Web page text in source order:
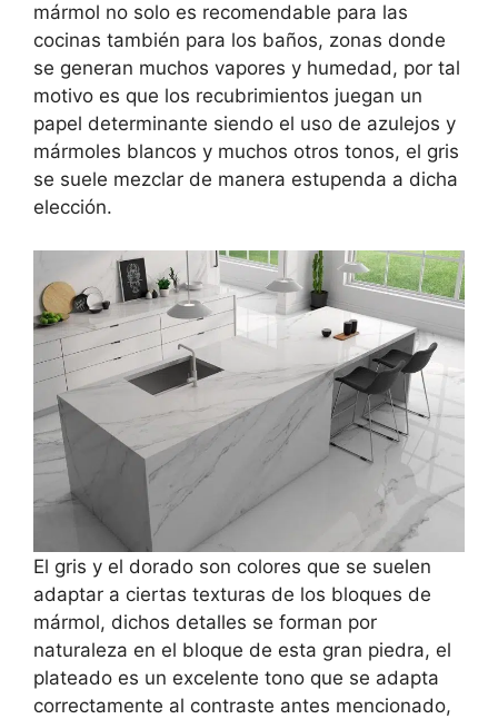
mármol no solo es recomendable para las
cocinas también para los baños, zonas donde
se generan muchos vapores y humedad, por tal
motivo es que los recubrimientos juegan un
papel determinante siendo el uso de azulejos y
mármoles blancos y muchos otros tonos, el gris
se suele mezclar de manera estupenda a dicha
elección.
El gris y el dorado son colores que se suelen
adaptar a ciertas texturas de los bloques de
mármol, dichos detalles se forman por
naturaleza en el bloque de esta gran piedra, el
plateado es un excelente tono que se adapta
correctamente al contraste antes mencionado,